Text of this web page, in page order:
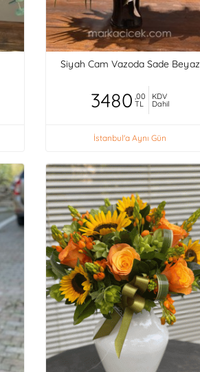
Siyah Cam Vazoda Sade Beyaz
3480 ,00
TL
KDV
Dahil
İstanbul'a Aynı Gün